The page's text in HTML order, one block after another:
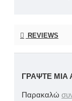
REVIEWS
ΓΡΆΨΤΕ ΜΙΑ
Παρακαλώ